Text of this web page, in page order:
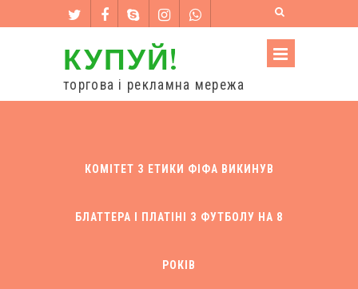
КУПУЙ!
торгова і рекламна мережа
КОМІТЕТ З ЕТИКИ ФІФА ВИКИНУВ
БЛАТТЕРА І ПЛАТІНІ З ФУТБОЛУ НА 8
РОКІВ